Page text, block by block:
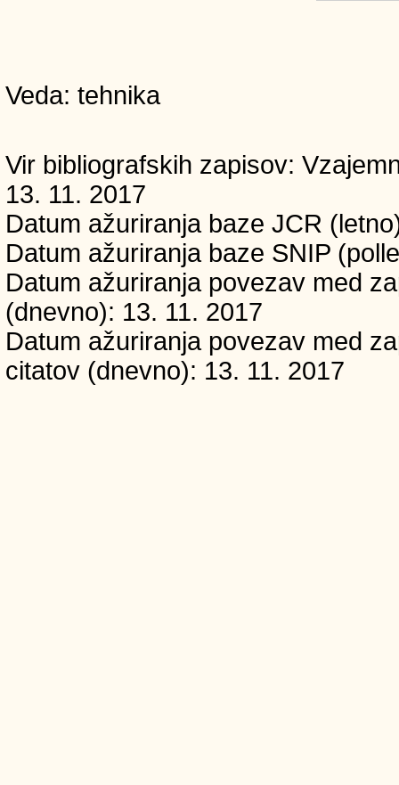
Veda: tehnika
Vir bibliografskih zapisov:
13. 11. 2017
Datum ažuriranja baze JCR
Datum ažuriranja baze SNIP
Datum ažuriranja povezav med
(dnevno): 13. 11. 2017
Datum ažuriranja povezav med
citatov (dnevno): 13. 11. 2017